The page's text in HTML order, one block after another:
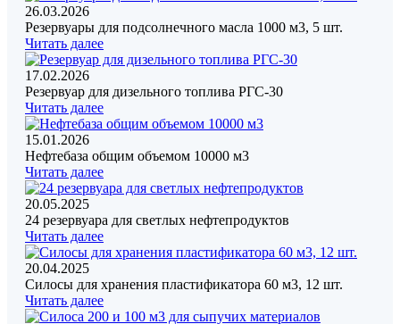
26.03.2026
Резервуары для подсолнечного масла 1000 м3, 5 шт.
Читать далее
17.02.2026
Резервуар для дизельного топлива РГС-30
Читать далее
15.01.2026
Нефтебаза общим объемом 10000 м3
Читать далее
20.05.2025
24 резервуара для светлых нефтепродуктов
Читать далее
20.04.2025
Силосы для хранения пластификатора 60 м3, 12 шт.
Читать далее